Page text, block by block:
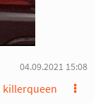
04.09.2021 15:08
killerqueen